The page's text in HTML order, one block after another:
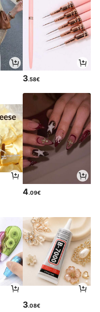
3.58€
4.09€
3.08€